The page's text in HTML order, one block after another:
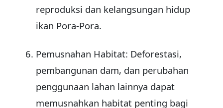
reproduksi dan kelangsungan hidup
ikan Pora-Pora.
Pemusnahan Habitat: Deforestasi,
pembangunan dam, dan perubahan
penggunaan lahan lainnya dapat
memusnahkan habitat penting bagi